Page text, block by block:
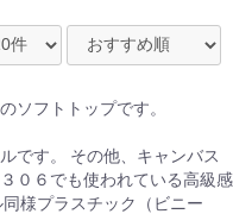
ソフトトップです。
です。 その他、キャンバス
０６でも使われている高級感
様プラスチック（ビニー